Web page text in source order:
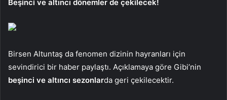
Beşinci ve altıncı dönemler de çekilecek!
Birsen Altuntaş da fenomen dizinin hayranları için
sevindirici bir haber paylaştı. Açıklamaya göre Gibi’nin
beşinci ve altıncı sezonlarda geri çekilecektir.